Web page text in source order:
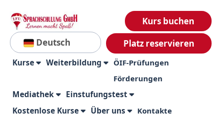
Deutsch
Kurs buchen
Platz reservieren
Kurse Weiterbildung
ÖIF-Prüfungen
Förderungen
Mediathek
Einstufungstest
Kostenlose Kurse
Über uns Kontakte